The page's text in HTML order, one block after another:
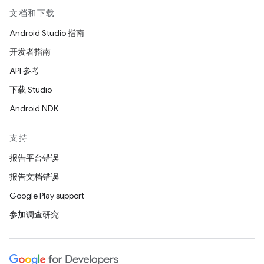
文档和下载
Android Studio 指南
开发者指南
API 参考
下载 Studio
Android NDK
支持
报告平台错误
报告文档错误
Google Play support
参加调查研究